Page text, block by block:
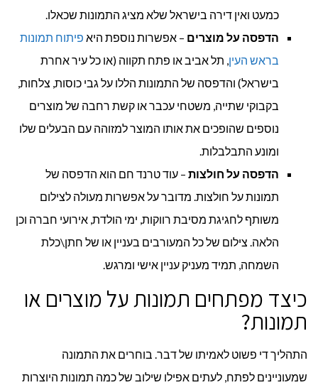
כמעט ואין דירה בישראל שלא מציג התמונות שכאלו.
הדפסה על מוצרים – אפשרות נוספת היא פיתוח תמונות
בראש העין, תל אביב או פתח תקווה (או כל עיר אחרת
בישראל) והדפסה של התמונות הללו על גבי כוסות, צלחות,
בקבוקי שתייה, משטחי עכבר או קשת רחבה של מוצרים
נוספים שהופכים את אותו המוצר למזוהה עם הבעלים שלו
ומונע התבלבלות.
הדפסה על חולצות – עוד טרנד חם הוא הדפסה של
תמונות על חולצות. מדובר על אפשרות מעולה לצילום
משותף לחגיגת מסיבת רווקות, ימי הולדת, אירועי חברה וכן
הלאה. צילום של כל המעורבים בעניין או של חתן\כלת
השמחה, תמיד מעניק עניין אישי ומרגש.
כיצד מפתחים תמונות על מוצרים או
תמונות?
התהליך די פשוט לאמיתו של דבר. בוחרים את התמונה
שמעוניינים לפתח, לעתים אפילו שילוב של כמה תמונות היוצרות